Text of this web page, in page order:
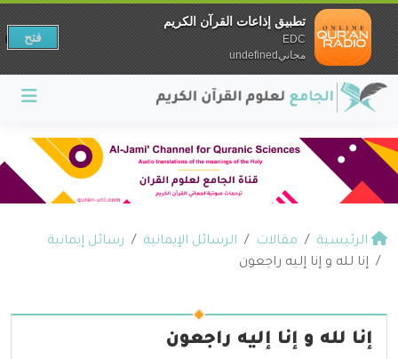
الرئيسية مقالات الرسائل الإيمانية
رسائل إيمانية
إنا لله و إنا إليه راجعون
إنا لله و إنا إليه راجعون
تطبيق إذاعات القرآن الكريم
EDC
مجانيundefined
فتح